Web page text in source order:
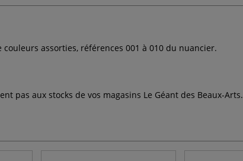
assorties, références 001 à 010 du nuancier.
pas aux stocks de vos magasins Le Géant des Beaux-Arts.